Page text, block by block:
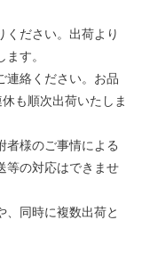
ださい。出荷より
す。
連絡ください。お品
も順次出荷いたしま
者様のご事情による
等の対応はできませ
同時に複数出荷と